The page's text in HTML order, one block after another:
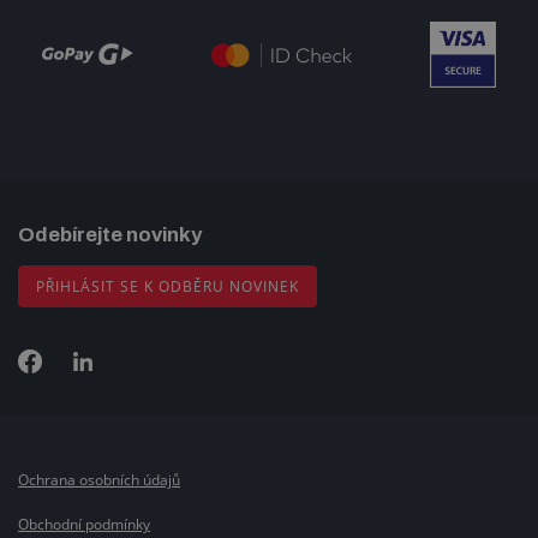
Odebírejte novinky
PŘIHLÁSIT SE K ODBĚRU NOVINEK
Ochrana osobních údajů
Obchodní podmínky